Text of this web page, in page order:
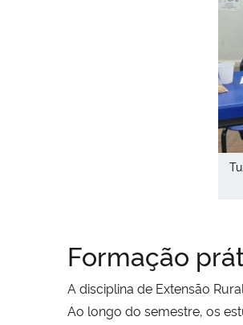
Formação
A disciplina de Extensão
Ao longo do semestre, os